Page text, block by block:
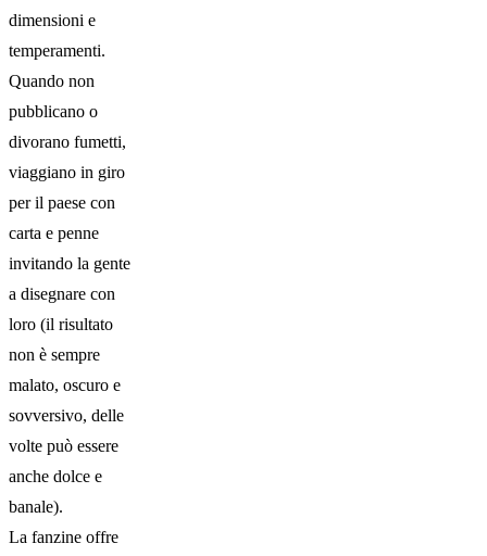
dimensioni e
temperamenti.
Quando non
pubblicano o
divorano fumetti,
viaggiano in giro
per il paese con
carta e penne
invitando la gente
a disegnare con
loro (il risultato
non è sempre
malato, oscuro e
sovversivo, delle
volte può essere
anche dolce e
banale).
La fanzine offre